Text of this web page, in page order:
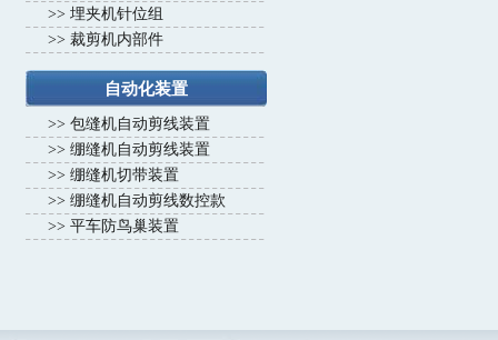
>> 埋夹机针位组
>> 裁剪机内部件
自动化装置
>> 包缝机自动剪线装置
>> 绷缝机自动剪线装置
>> 绷缝机切带装置
>> 绷缝机自动剪线数控款
>> 平车防鸟巢装置